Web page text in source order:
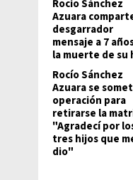
Rocío Sánchez
Azuara
desgarrador
mensaje a 7
la muerte de su
Rocío Sánchez
Azuara se
operación para
retirarse la
"Agradecí por
tres hijos que
dio"